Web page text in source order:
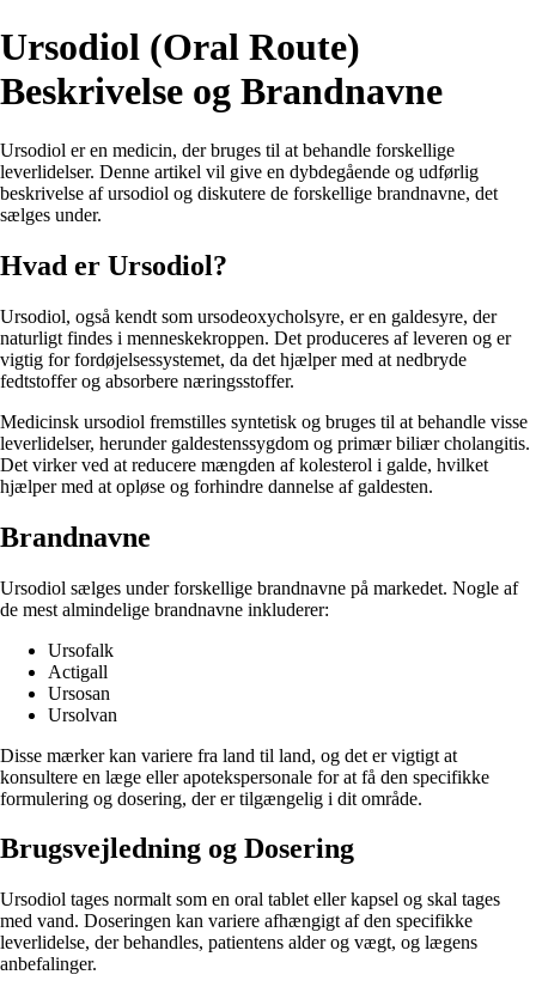
Ursodiol (Oral Route)
Beskrivelse og Brandnavne
Ursodiol er en medicin, der bruges til at behandle forskellige
leverlidelser. Denne artikel vil give en dybdegående og udførlig
beskrivelse af ursodiol og diskutere de forskellige brandnavne, det
sælges under.
Hvad er Ursodiol?
Ursodiol, også kendt som ursodeoxycholsyre, er en galdesyre, der
naturligt findes i menneskekroppen. Det produceres af leveren og er
vigtig for fordøjelsessystemet, da det hjælper med at nedbryde
fedtstoffer og absorbere næringsstoffer.
Medicinsk ursodiol fremstilles syntetisk og bruges til at behandle visse
leverlidelser, herunder galdestenssygdom og primær biliær cholangitis.
Det virker ved at reducere mængden af kolesterol i galde, hvilket
hjælper med at opløse og forhindre dannelse af galdesten.
Brandnavne
Ursodiol sælges under forskellige brandnavne på markedet. Nogle af
de mest almindelige brandnavne inkluderer:
Ursofalk
Actigall
Ursosan
Ursolvan
Disse mærker kan variere fra land til land, og det er vigtigt at
konsultere en læge eller apotekspersonale for at få den specifikke
formulering og dosering, der er tilgængelig i dit område.
Brugsvejledning og Dosering
Ursodiol tages normalt som en oral tablet eller kapsel og skal tages
med vand. Doseringen kan variere afhængigt af den specifikke
leverlidelse, der behandles, patientens alder og vægt, og lægens
anbefalinger.